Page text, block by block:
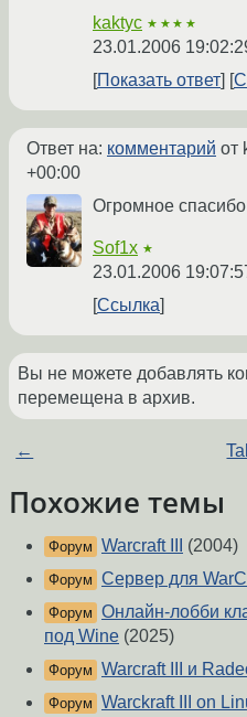
kaktyc ★★★★
23.01.2006
Показать ответ
Ответ на: комментарий от
+00:00
Огромное спасибо
Sof1x ★
23.01.2006
Ссылка
Вы не можете добавлять
перемещена в архив.
←
Похожие темы
Форум Warcraft III (2004)
Форум Сервер для
Форум Онлайн-лобби
под Wine (2025)
Форум Warcraft III и
Форум Warckraft III on